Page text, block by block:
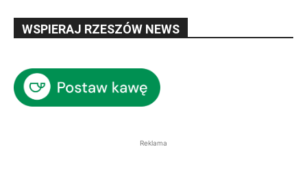
WSPIERAJ RZESZÓW NEWS
Reklama